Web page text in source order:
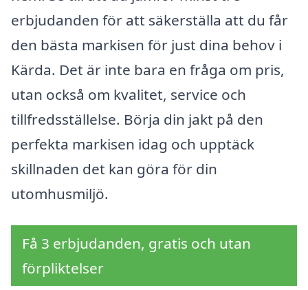
erbjudanden för att säkerställa att du får
den bästa markisen för just dina behov i
Kärda. Det är inte bara en fråga om pris,
utan också om kvalitet, service och
tillfredsställelse. Börja din jakt på den
perfekta markisen idag och upptäck
skillnaden det kan göra för din
utomhusmiljö.
Få 3 erbjudanden, gratis och utan
förpliktelser